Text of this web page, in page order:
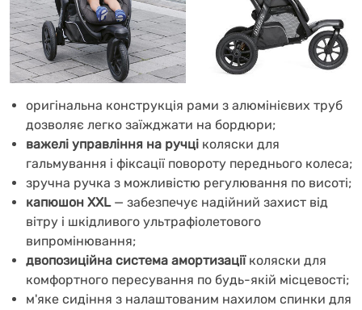
оригінальна конструкція рами з алюмінієвих труб
дозволяє легко заїжджати на бордюри;
важелі управління на ручці коляски для
гальмування і фіксації повороту переднього колеса;
зручна ручка з можливістю регулювання по висоті;
капюшон XXL— забезпечує надійний захист від
вітру і шкідливого ультрафіолетового
випромінювання;
двопозиційна система амортизаціїколяски для
комфортного пересування по будь-якій місцевості;
м'яке сидіння з налаштованим нахилом спинки для